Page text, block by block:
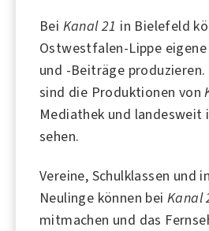
Bei Kanal 21 in Bielefeld
Ostwestfalen-Lippe eigene
und -Beiträge
sind die Produktionen von
Mediathek und landesweit
sehen.
Vereine, Schulklassen und
Neulinge können bei Kanal
mitmachen und das